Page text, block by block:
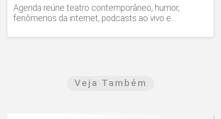
Agenda reúne teatro contemporâneo, humor,
fenômenos da internet, podcasts ao vivo e...
Veja Também